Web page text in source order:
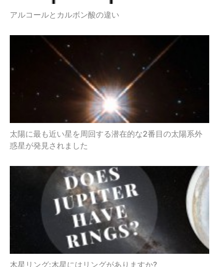
アルコールとカルボン酸の違い
太陽に最も近い星を周回する潜在的な2番目の太陽系外
惑星が発見されました
木星リング:木星にはリングがありますか?